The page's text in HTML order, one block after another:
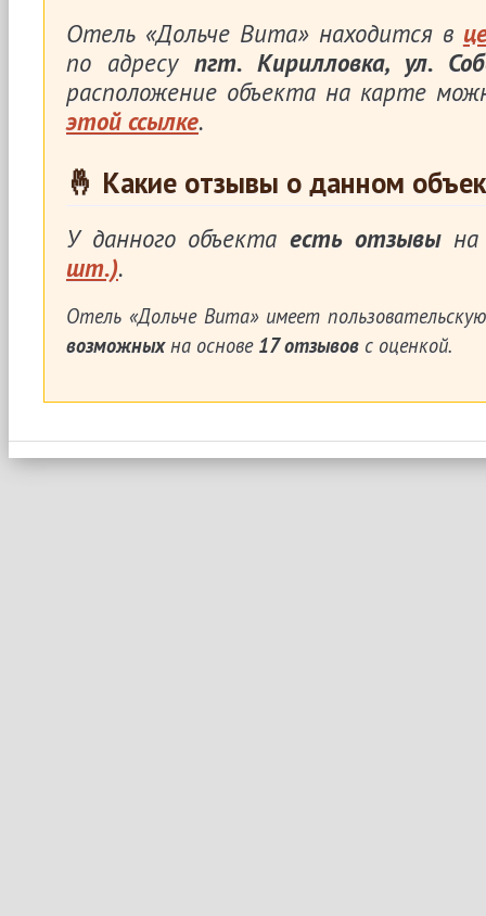
Отель «Дольче Вита» находится в
по адресу пгт. Кирилловка, ул.
расположение объекта на карте
этой ссылке.
🤞 Какие отзывы о данном
У данного объекта есть отзывына
шт.).
Отель «Дольче Вита»имеет
возможныхна основе 17отзывов с оценкой.